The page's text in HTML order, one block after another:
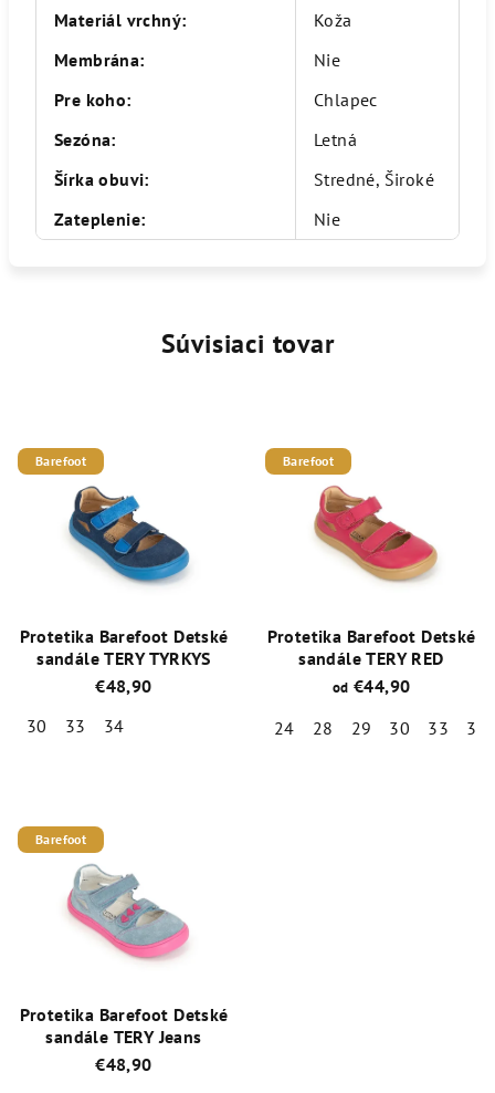
Materiál vrchný:
Koža
Membrána:
Nie
Pre koho:
Chlapec
Sezóna:
Letná
Šírka obuvi:
Stredné, Široké
Zateplenie: Nie
Súvisiaci tovar
Barefoot
Protetika Barefoot Detské
sandále TERY TYRKYS
€48,90
30
33
34
z
5
hviezdičiek.
Barefoot
Protetika Barefoot Detské
sandále TERY RED
od €44,90
24
28 29 30 33
35
Barefoot
Protetika Barefoot Detské
sandále TERY Jeans
€48,90